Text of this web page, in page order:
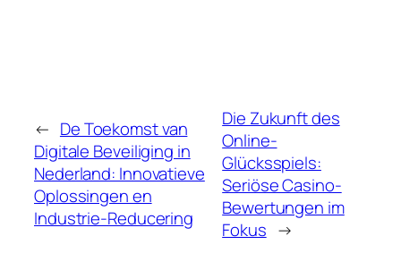
← De Toekomst van
Digitale Beveiliging in
Nederland: Innovatieve
Oplossingen en
Industrie-Reducering
Die Zukunft des
Online-
Glücksspiels:
Seriöse Casino-
Bewertungen im
Fokus →